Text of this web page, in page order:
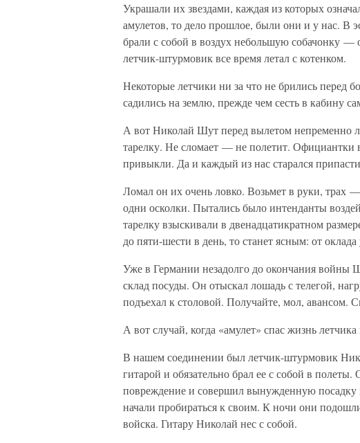
Украшали их звездами, каждая из которых
амулетов, то дело прошлое, были они и у нас. В
брали с собой в воздух небольшую собачонку
летчик-штурмовик все время летал с котенком.
Некоторые летчики ни за что не брились перед
садились на землю, прежде чем сесть в кабину
А вот Николай Шут перед вылетом непременно
тарелку. Не сломает — не полетит. Официантки
привыкли. Да и каждый из нас старался
Ломал он их очень ловко. Возьмет в руки,
одни осколки. Пытались было интенданты
тарелку взыскивали в двенадцатикратном
до пяти-шести в день, то станет ясным: от
Уже в Германии незадолго до окончания войны
склад посуды. Он отыскал лошадь с телегой,
подъехал к столовой. Получайте, мол, авансом.
А вот случай, когда «амулет» спас жизнь летчика
В нашем соединении был летчик-штурмовик
гитарой и обязательно брал ее с собой в
повреждение и совершил вынужденную посадку
начали пробираться к своим. К ночи они
войска. Гитару Николай нес с собой.